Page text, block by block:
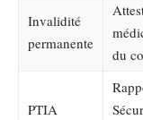
Invalidité
permanente
du
PTIA